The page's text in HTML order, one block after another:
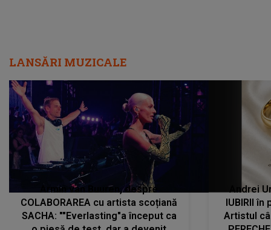
LANSĂRI MUZICALE
Armin van Buuren, despre
COLABORAREA cu artista scoțiană
SACHA: ""Everlasting"a început ca
Andrei
IUBIRII
Artistul